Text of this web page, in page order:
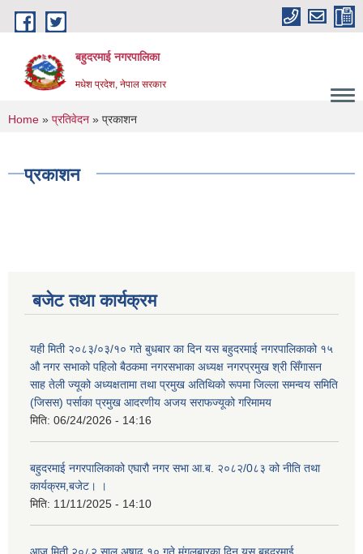
Skip to main content
बहुदरमाई नगरपालिका
मधेश प्रदेश, नेपाल सरकार
You are here
Home » प्रतिवेदन » प्रकाशन
प्रकाशन
बजेट तथा कार्यक्रम
यही मिती २०८३/०३/१० गते बुधबार का दिन यस बहुदरमाई नगरपालिकाको १५
औ नगर सभाको पहिलो बैठकमा नगरसभाका अध्यक्ष नगरप्रमुख श्री सिँगासन
साह तेली ज्यूको अध्यक्षतामा तथा प्रमुख अतिथिको रूपमा जिल्ला समन्वय समिति
(जिसस) पर्साका प्रमुख आदरणीय अजय सराफज्यूको गरिमामय
मिति: 06/24/2026 - 14:16
बहुदरमाई नगरपालिकाको एघारौ नगर सभा आ.ब. २०८२/0८३ को नीति तथा
कार्यक्रम,बजेट। ।
मिति: 11/11/2025 - 14:10